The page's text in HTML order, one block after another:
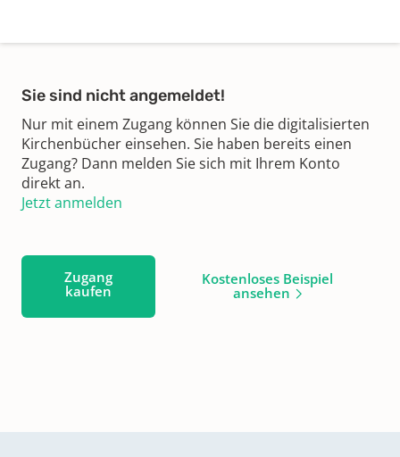
Sie sind nicht angemeldet!
Nur mit einem Zugang können Sie die digitalisierten
Kirchenbücher einsehen. Sie haben bereits einen
Zugang? Dann melden Sie sich mit Ihrem Konto
direkt an.
Jetzt anmelden
Zugang
kaufen
Kostenloses Beispiel
ansehen